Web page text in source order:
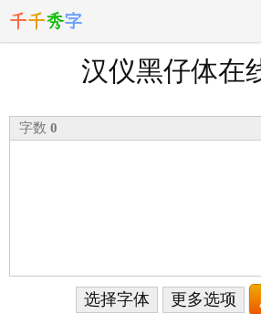
千千秀字
汉仪黑仔体在
字数 0
选择字体 更多选项